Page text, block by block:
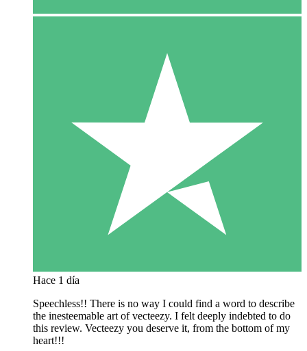
Hace 1 día
Speechless!! There is no way I could find a word to describe
the inesteemable art of vecteezy. I felt deeply indebted to do
this review. Vecteezy you deserve it, from the bottom of my
heart!!!